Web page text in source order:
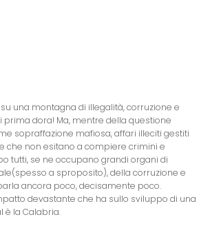
una montagna di illegalità, corruzione e
dora! Ma, mentre della questione
sopraffazione mafiosa, affari illeciti gestiti
che non esitano a compiere crimini e
tutti, se ne occupano grandi organi di
a sproposito), della corruzione e
ancora poco, decisamente poco.
devastante che ha sullo sviluppo di una
è la Calabria.